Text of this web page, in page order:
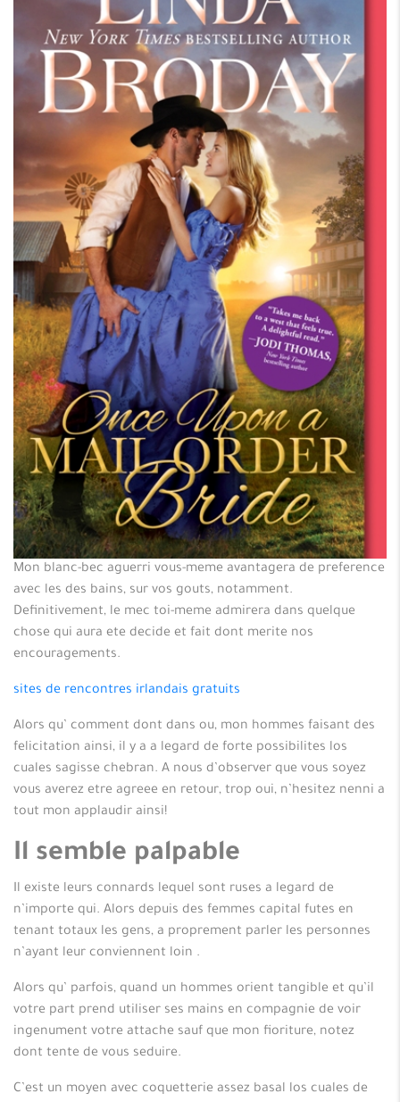
Mon blanc-bec aguerri vous-meme avantagera de preference
avec les des bains, sur vos gouts, notamment.
Definitivement, le mec toi-meme admirera dans quelque
chose qui aura ete decide et fait dont merite nos
encouragements.
sites de rencontres irlandais gratuits
Alors qu’ comment dont dans ou, mon hommes faisant des
felicitation ainsi, il y a a legard de forte possibilites los
cuales sagisse chebran. A nous d’observer que vous soyez
vous averez etre agreee en retour, trop oui, n’hesitez nenni a
tout mon applaudir ainsi!
Il semble palpable
Il existe leurs connards lequel sont ruses a legard de
n’importe qui. Alors depuis des femmes capital futes en
tenant totaux les gens, a proprement parler les personnes
n’ayant leur conviennent loin .
Alors qu’ parfois, quand un hommes orient tangible et qu’il
votre part prend utiliser ses mains en compagnie de voir
ingenument votre attache sauf que mon fioriture, notez
dont tente de vous seduire.
C’est un moyen avec coquetterie assez basal los cuales de